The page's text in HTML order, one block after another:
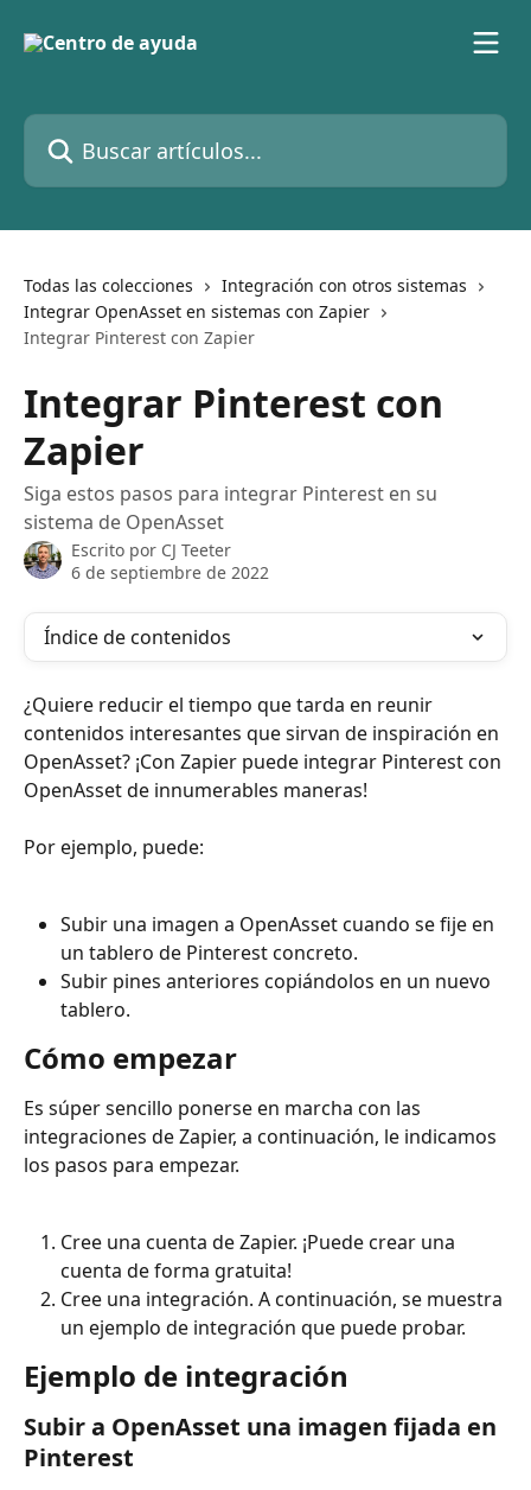
Buscar artículos...
Todas las colecciones
Integración con otros sistemas
Integrar OpenAsset en sistemas con Zapier
Integrar Pinterest con Zapier
Integrar Pinterest con
Zapier
Siga estos pasos para integrar Pinterest en su
sistema de OpenAsset
Escrito por CJ Teeter
6 de septiembre de 2022
Índice de contenidos
¿Quiere reducir el tiempo que tarda en reunir
contenidos interesantes que sirvan de inspiración en
OpenAsset? ¡Con Zapier puede integrar Pinterest con
OpenAsset de innumerables maneras!
Por ejemplo, puede:
Subir una imagen a OpenAsset cuando se fije en
un tablero de Pinterest concreto.
Subir pines anteriores copiándolos en un nuevo
tablero.
Cómo empezar
Es súper sencillo ponerse en marcha con las
integraciones de Zapier, a continuación, le indicamos
los pasos para empezar.
Cree una cuenta de Zapier. ¡Puede crear una
cuenta de forma gratuita!
Cree una integración. A continuación, se muestra
un ejemplo de integración que puede probar.
Ejemplo de integración
Subir a OpenAsset una imagen fijada en
Pinterest